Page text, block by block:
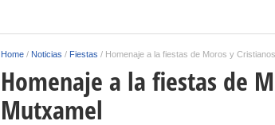
Home / Noticias / Fiestas / Homenaje a la fiestas de Moros y
Homenaje a la fiestas de
Mutxamel